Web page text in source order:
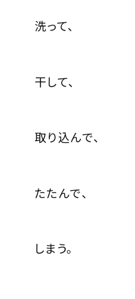
洗って、
干して、
取り込んで、
たたんで、
しまう。